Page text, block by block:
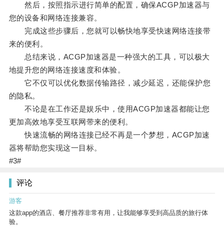
然后，按照指示进行简单的配置，确保ACGP加速器与
您的设备和网络连接兼容。
完成这些步骤后，您就可以畅快地享受快速网络连接带
来的便利。
总结来说，ACGP加速器是一种强大的工具，可以极大
地提升您的网络连接速度和体验。
它不仅可以优化数据传输路径，减少延迟，还能保护您
的隐私。
不论是在工作还是娱乐中，使用ACGP加速器都能让您
更加高效地享受互联网带来的便利。
快速流畅的网络连接已经不再是一个梦想，ACGP加速
器将帮助您实现这一目标。
#3#
评论
游客
这款app的酒店、餐厅推荐非常有用，让我能够享受到高品质的旅行体
验。